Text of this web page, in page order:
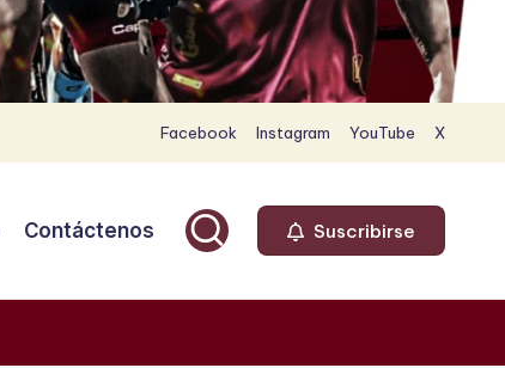
Facebook Instagram YouTube X
Contáctenos Suscribirse